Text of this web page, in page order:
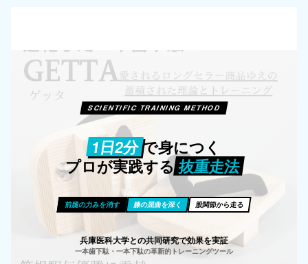
SCIENTIFIC TRAINING METHOD
1日2分で身につく
プロが実践する抜重走法
前腿の力みを消す 膝の屈曲を深く 股関節から走る
兵庫医科大学との共同研究で効果を実証
一本歯下駄・一本下駄の革新的トレーニングツール